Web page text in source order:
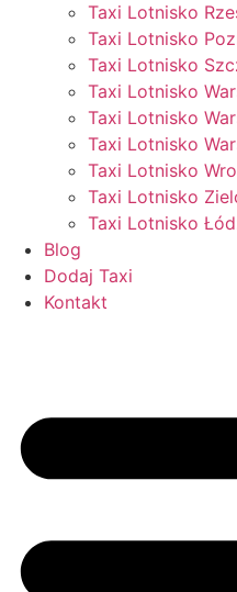
Taxi Lotnisko
Taxi Lotnisko
Taxi Lotnisko
Taxi Lotnisko
Taxi Lotnisko
Taxi Lotnisko
Taxi Lotnisko
Taxi Lotnisko
Taxi Lotnisko
Blog
Dodaj Taxi
Kontakt